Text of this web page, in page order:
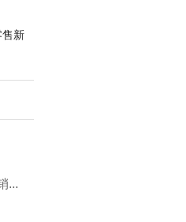
售新
...